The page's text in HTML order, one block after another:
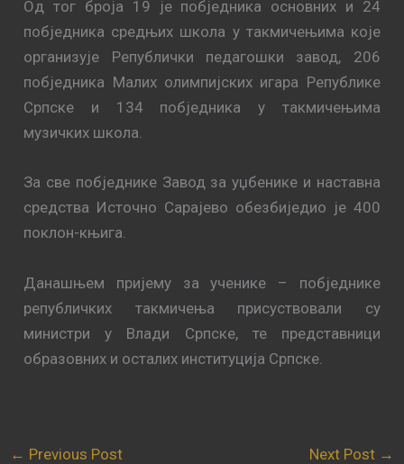
Од тог броја 19 је побједника основних и 24
побједника средњих школа у такмичењима које
организује Републички педагошки завод, 206
побједника Малих олимпијских игара Републике
Српске и 134 побједника у такмичењима
музичких школа.
За све побједнике Завод за уџбенике и наставна
средства Источно Сарајево обезбиједио је 400
поклон-књига.
Данашњем пријему за ученике – побједнике
републичких такмичења присуствовали су
министри у Влади Српске, те представници
образовних и осталих институција Српске.
← Previous Post Next Post →